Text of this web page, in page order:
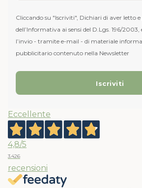
Cliccando su "Iscriviti", Dichiari di aver letto
dell’Informativa ai sensi del D.Lgs. 196/2003,
l’invio - tramite e-mail - di materiale
pubblicitario contenuto nella Newsletter
Eccellente
4,8/5
3.426
recensioni